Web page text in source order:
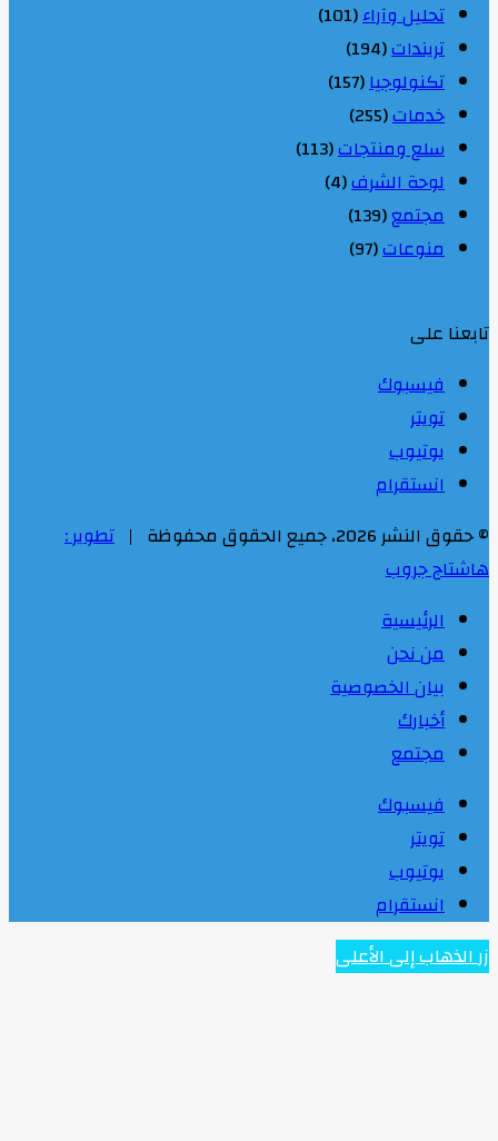
تحليل وآراء(101)
تريندات(194)
تكنولوجيا(157)
خدمات(255)
سلع ومنتجات(113)
لوحة الشرف(4)
مجتمع(139)
منوعات(97)
تابعنا على
فيسبوك
تويتر
يوتيوب
انستقرام
© حقوق النشر 2026، جميع الحقوق محفوظة |
تطوير :
هاشتاج جروب
الرئيسية
من نحن
بيان الخصوصية
أخبارك
مجتمع
فيسبوك
تويتر
يوتيوب
انستقرام
زر الذهاب إلى الأعلى